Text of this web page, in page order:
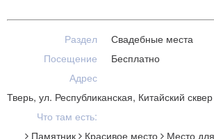
Раздел
Свадебные места
Посещение
Бесплатно
Адрес
Тверь, ул. Республиканская, Китайский сквер
Что там есть:
Памятник
Красивое место
Место